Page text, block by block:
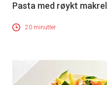
Pasta med røykt makrell
20 minutter